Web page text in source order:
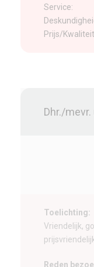
Service:
Prijs/
Dhr./mevr.
Toelichting:
Vriendelijk,
Reden